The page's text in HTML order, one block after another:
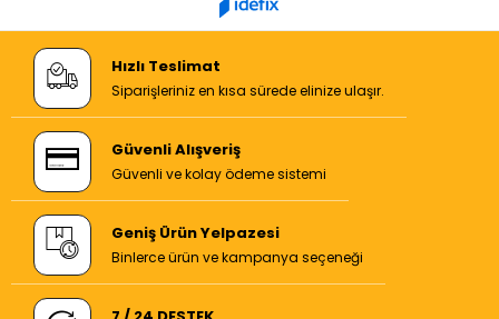
Hızlı Teslimat
Siparişleriniz en kısa sürede elinize ulaşır.
Güvenli Alışveriş
Güvenli ve kolay ödeme sistemi
Geniş Ürün Yelpazesi
Binlerce ürün ve kampanya seçeneği